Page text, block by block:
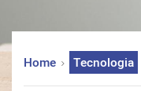
deutsch
Home Tecnologia